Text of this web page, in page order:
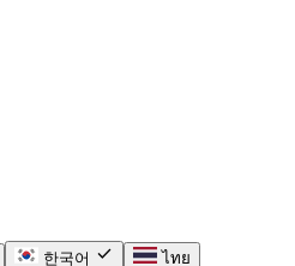
한국어 check
ไทย